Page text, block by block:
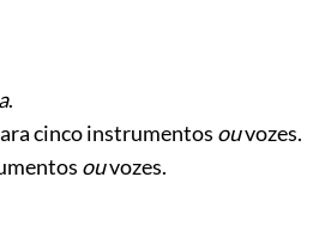
.
cinco instrumentos ouvozes.
ouvozes.